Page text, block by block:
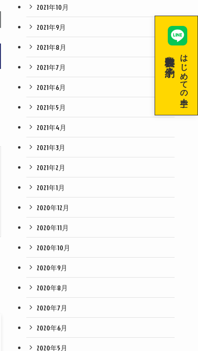
2021年10月
2021年9月
2021年8月
2021年7月
2021年6月
2021年5月
2021年4月
2021年3月
2021年2月
2021年1月
2020年12月
2020年11月
2020年10月
2020年9月
2020年8月
2020年7月
2020年6月
2020年5月
はじめての空手！
無料体験を予約！